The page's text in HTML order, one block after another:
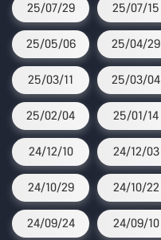
25/07/29 25/07/15
25/05/06 25/04/29
25/03/11 25/03/04
25/02/04 25/01/14
24/12/10 24/12/03
24/10/29 24/10/22
24/09/24 24/09/10